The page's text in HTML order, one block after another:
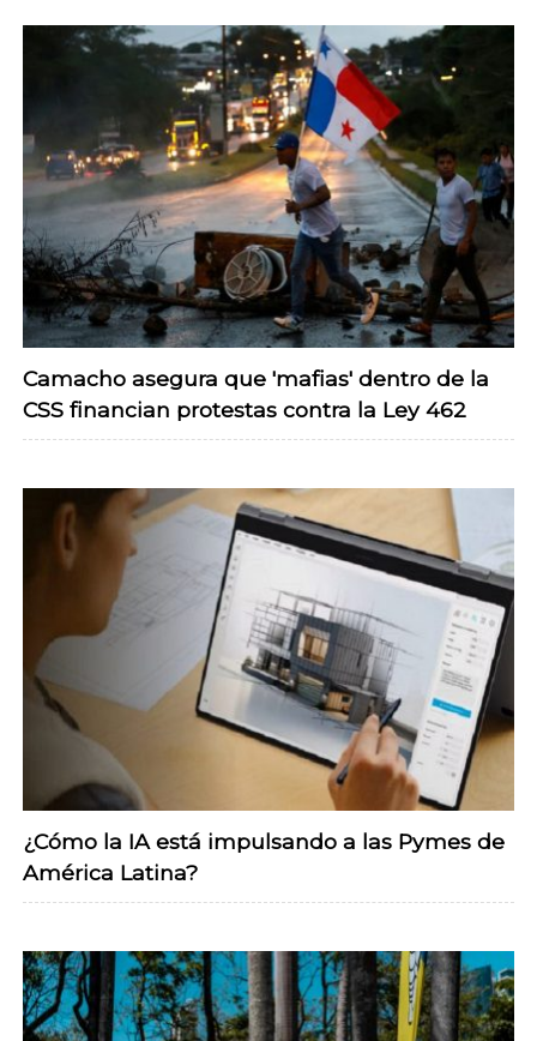
Camacho asegura que 'mafias' dentro de la
CSS financian protestas contra la Ley 462
¿Cómo la IA está impulsando a las Pymes de
América Latina?